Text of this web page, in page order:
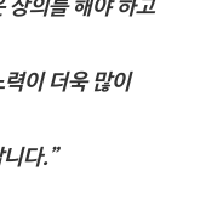
상의를 해야 하고
이 더욱 많이
다.”